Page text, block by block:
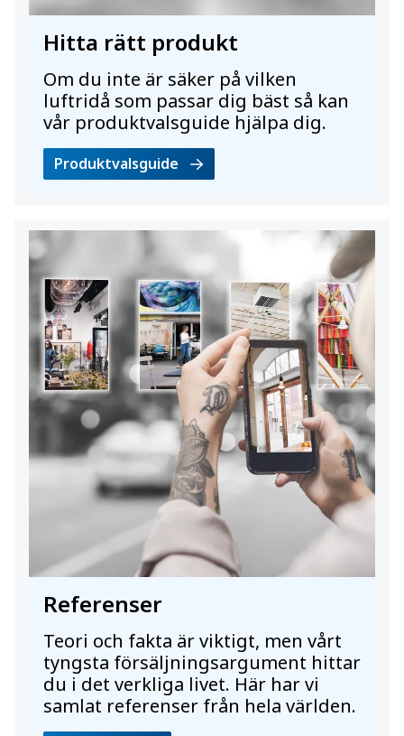
Hitta rätt produkt
Om du inte är säker på vilken
luftridå som passar dig bäst så kan
vår produktvalsguide hjälpa dig.
Produktvalsguide
Referenser
Teori och fakta är viktigt, men vårt
tyngsta försäljningsargument hittar
du i det verkliga livet. Här har vi
samlat referenser från hela världen.